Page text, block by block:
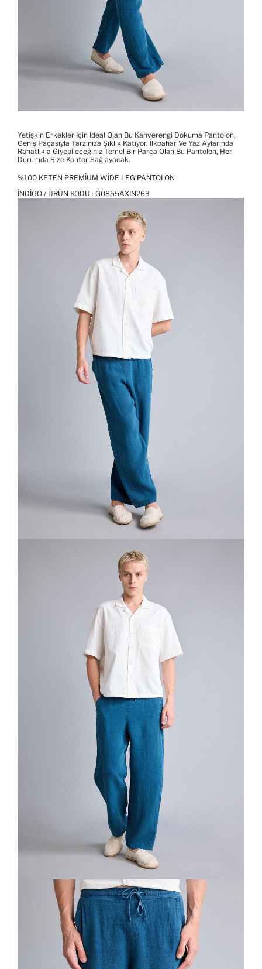
Yetişkin Erkekler Için Ideal Olan Bu Kahverengi Dokuma Pantolon,
Geniş Paçasıyla Tarzınıza Şıklık Katıyor. İlkbahar Ve Yaz Aylarında
Rahatlıkla Giyebileceğiniz Temel Bir Parça Olan Bu Pantolon, Her
Durumda Size Konfor Sağlayacak.
%100 KETEN PREMIUM WIDE LEG PANTOLON
İNDIGO / ÜRÜN KODU : G0855AXIN263